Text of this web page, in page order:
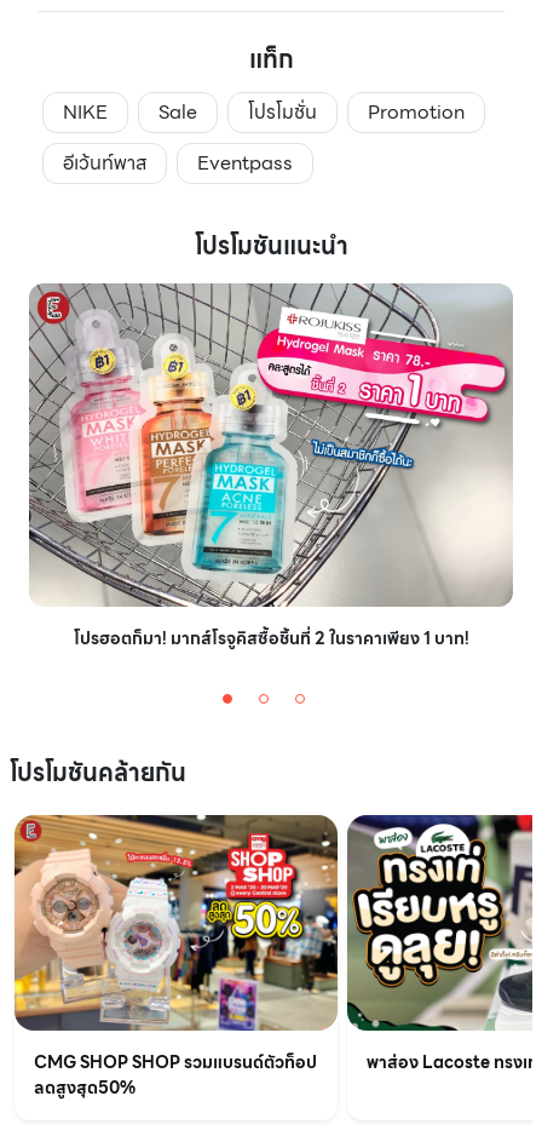
แท็ก
NIKE Sale โปรโมชั่น
Promotion
อีเว้นท์พาส
Eventpass
โปรโมชันแนะนำ
โปรฮอตก็มา! มากส์โรจูคิสซื้อชิ้นที่ 2 ในราคาเพียง 1 บาท!
โปรโมชันคล้ายกัน
CMG SHOP SHOP รวมแบรนด์ตัวท็อป
ลดสูงสุด50%
พาส่อง Lacoste ทรงเ